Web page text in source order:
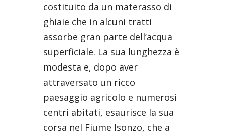
costituito da un materasso di
ghiaie che in alcuni tratti
assorbe gran parte dell’acqua
superficiale. La sua lunghezza è
modesta e, dopo aver
attraversato un ricco
paesaggio agricolo e numerosi
centri abitati, esaurisce la sua
corsa nel Fiume Isonzo, che a